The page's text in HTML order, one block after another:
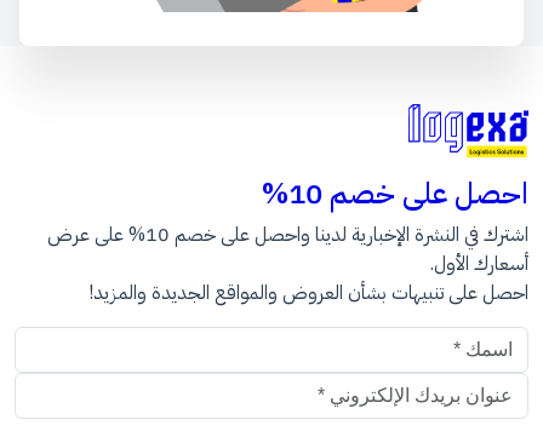
احصل على خصم 10%
اشترك في النشرة الإخبارية لدينا واحصل على خصم 10% على عرض
أسعارك الأول.
احصل على تنبيهات بشأن العروض والمواقع الجديدة والمزيد!
عنوان البريد الالكتروني